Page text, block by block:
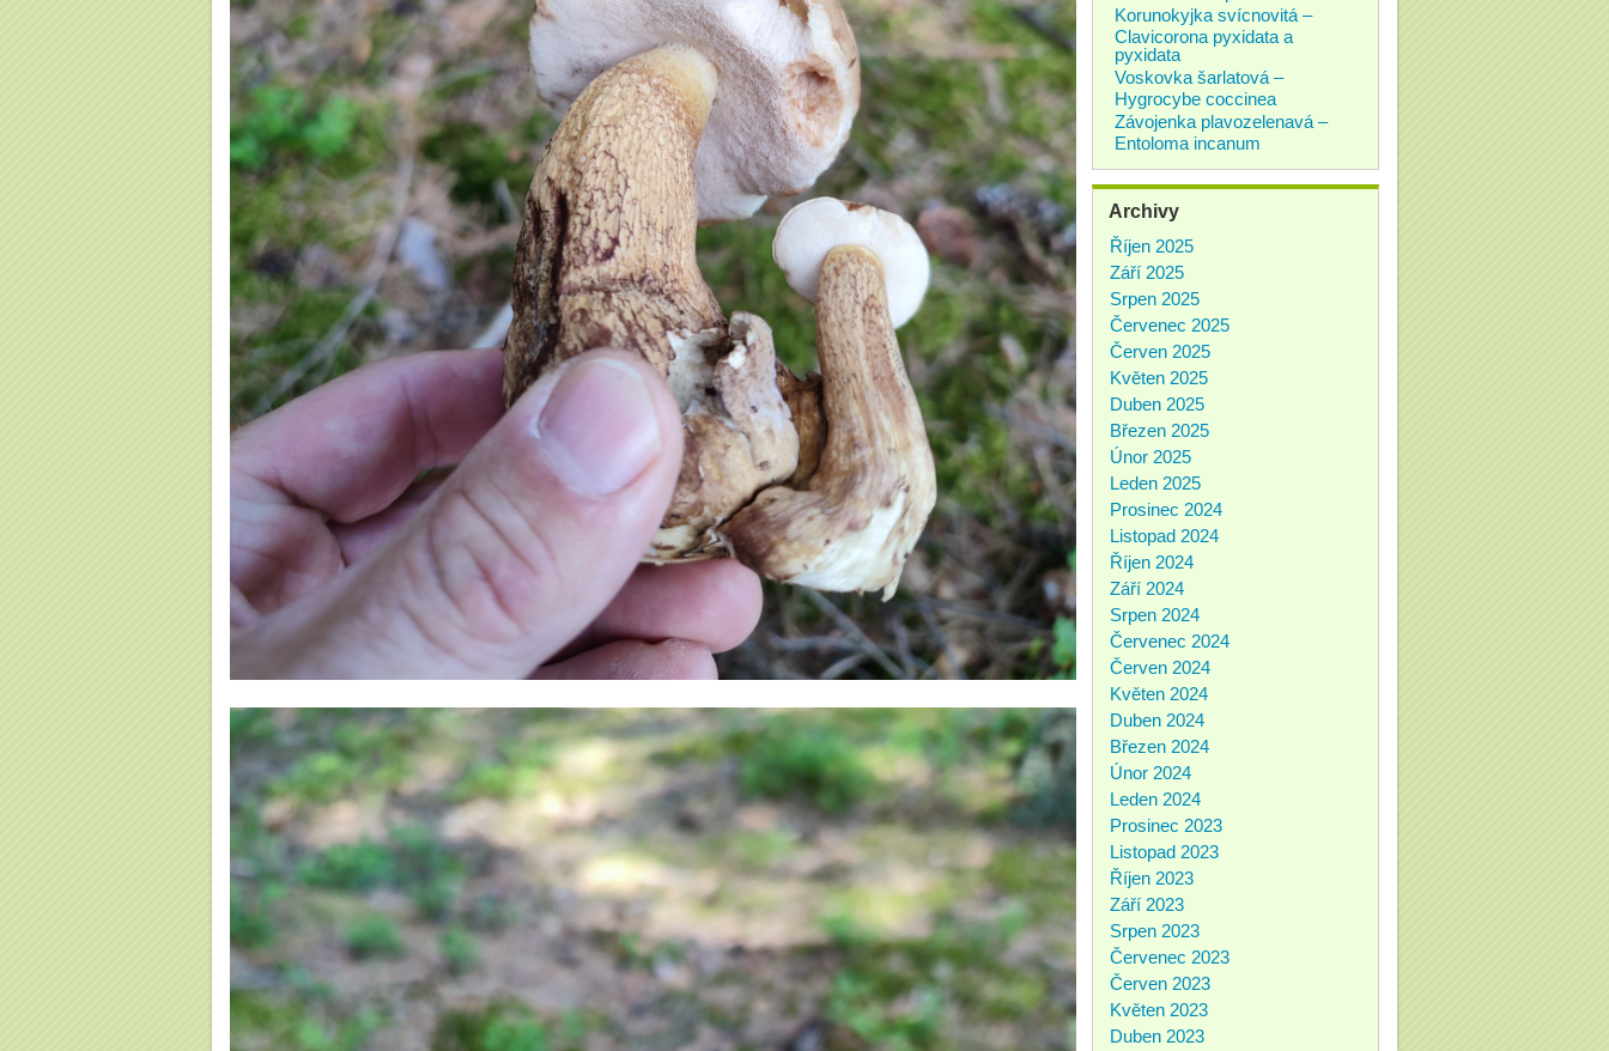
Korunokyjka svícnovitá –
Clavicorona pyxidata a
pyxidata
Voskovka šarlatová –
Hygrocybe coccinea
Závojenka plavozelenavá –
Entoloma incanum
Archivy
Říjen 2025
Září 2025
Srpen 2025
Červenec 2025
Červen 2025
Květen 2025
Duben 2025
Březen 2025
Únor 2025
Leden 2025
Prosinec 2024
Listopad 2024
Říjen 2024
Září 2024
Srpen 2024
Červenec 2024
Červen 2024
Květen 2024
Duben 2024
Březen 2024
Únor 2024
Leden 2024
Prosinec 2023
Listopad 2023
Říjen 2023
Září 2023
Srpen 2023
Červenec 2023
Červen 2023
Květen 2023
Duben 2023